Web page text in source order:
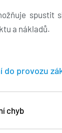
spustit
a nákladů.
provozu
chyb